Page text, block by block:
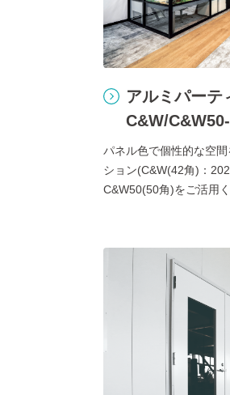
アルミパーテ
C&W/
パネル色で個性的な空
ション(C&W(42角)：
C&W50(50角)をご活用